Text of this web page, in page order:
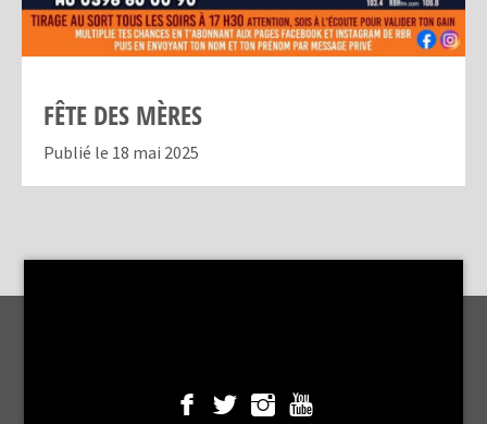
FÊTE DES MÈRES
Publié le 18 mai 2025